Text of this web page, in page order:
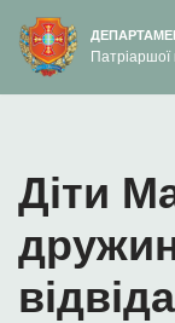
вмісту
Перейти
до
Патріаршої
Діти